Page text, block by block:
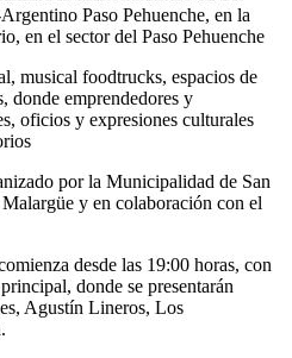
Paso Pehuenche, en la
en el sector del Paso Pehuenche
musical foodtrucks, espacios de
donde emprendedores y
oficios y expresiones culturales
por la Municipalidad de San
y en colaboración con el
desde las 19:00 horas, con
donde se presentarán
Agustín Lineros, Los